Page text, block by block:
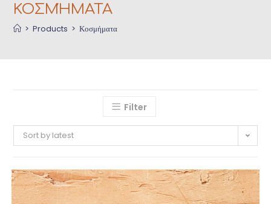
ΚΟΣΜΉΜΑΤΑ
> Products > Κοσμήματα
Filter
Sort by latest